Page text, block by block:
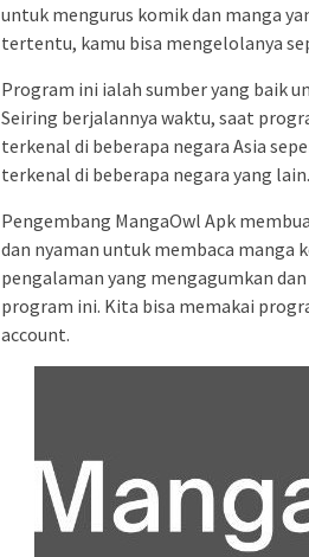
untuk mengurus komik dan manga
tertentu, kamu bisa mengelolanya
Program ini ialah sumber yang baik
Seiring berjalannya waktu, saat
terkenal di beberapa negara Asia
terkenal di beberapa negara yang lain.
Pengembang MangaOwl Apk
dan nyaman untuk membaca manga
pengalaman yang mengagumkan
program ini. Kita bisa memakai
account.